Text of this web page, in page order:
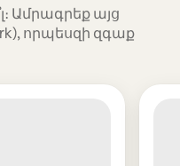
Ամրագրեք այց
որպեսզի զգաք